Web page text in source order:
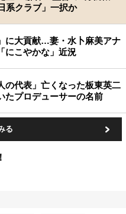
系クラブ」一択か
に大貢献…妻・水卜麻美アナ
にこやかな」近況
の代表」亡くなった板東英二
たプロデューサーの名前
る